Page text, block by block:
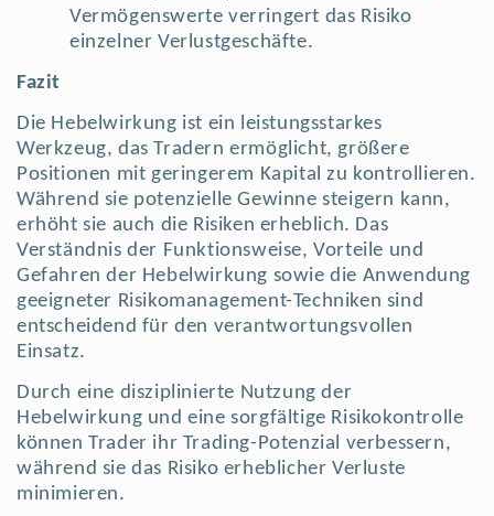
Vermögenswerte verringert das Risiko
einzelner Verlustgeschäfte.
Fazit
Die Hebelwirkung ist ein leistungsstarkes
Werkzeug, das Tradern ermöglicht, größere
Positionen mit geringerem Kapital zu kontrollieren.
Während sie potenzielle Gewinne steigern kann,
erhöht sie auch die Risiken erheblich. Das
Verständnis der Funktionsweise, Vorteile und
Gefahren der Hebelwirkung sowie die Anwendung
geeigneter Risikomanagement-Techniken sind
entscheidend für den verantwortungsvollen
Einsatz.
Durch eine disziplinierte Nutzung der
Hebelwirkung und eine sorgfältige Risikokontrolle
können Trader ihr Trading-Potenzial verbessern,
während sie das Risiko erheblicher Verluste
minimieren.